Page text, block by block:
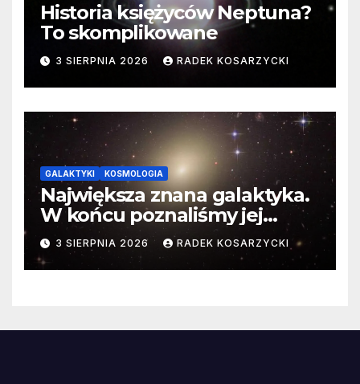
Historia księżyców Neptuna?
To skomplikowane
3 SIERPNIA 2026 RADEK KOSARZYCKI
GALAKTYKI KOSMOLOGIA
Największa znana galaktyka.
W końcu poznaliśmy jej
faktyczne wymiary
3 SIERPNIA 2026 RADEK KOSARZYCKI